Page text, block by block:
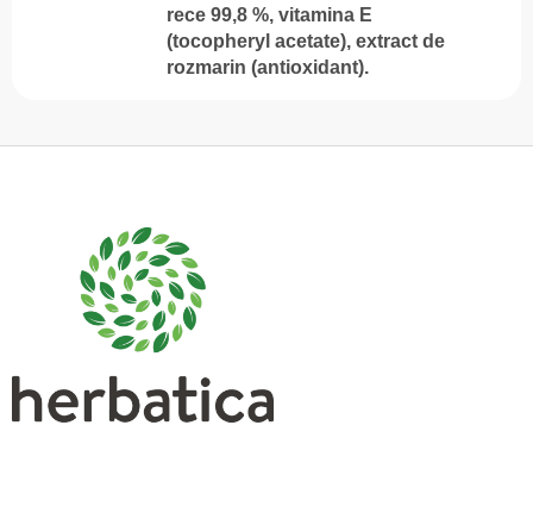
rece 99,8 %, vitamina E
(tocopheryl acetate), extract de
rozmarin (antioxidant).